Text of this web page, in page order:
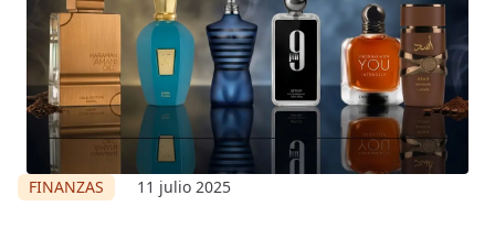
FINANZAS 11 julio 2025